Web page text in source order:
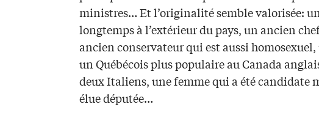
ministres… Et l’originalité semble valorisée:
longtemps à l’extérieur du pays, un ancien
ancien conservateur qui est aussi
un Québécois plus populaire au Canada
deux Italiens, une femme qui a été candidate
élue députée…